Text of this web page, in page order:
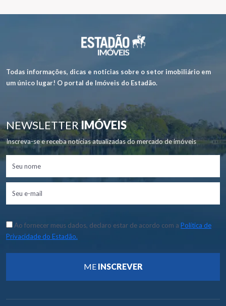
Todas informações, dicas e notícias sobre o setor imobiliário em
um único lugar! O portal de Imóveis do Estadão.
NEWSLETTERIMÓVEIS
Inscreva-se e receba notícias atualizadas do mercado de imóveis
Ao fornecer meus dados, declaro estar de acordo com a Política de
Privacidade do Estadão.
ME INSCREVER